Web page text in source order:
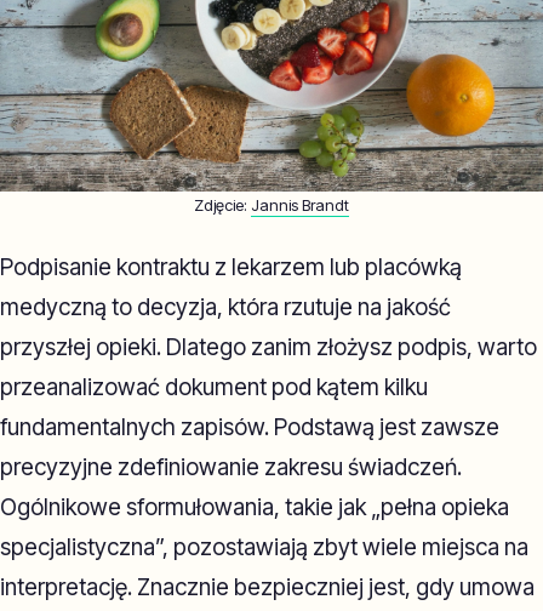
Zdjęcie: Jannis Brandt
Podpisanie kontraktu z lekarzem lub placówką
medyczną to decyzja, która rzutuje na jakość
przyszłej opieki. Dlatego zanim złożysz podpis, warto
przeanalizować dokument pod kątem kilku
fundamentalnych zapisów. Podstawą jest zawsze
precyzyjne zdefiniowanie zakresu świadczeń.
Ogólnikowe sformułowania, takie jak „pełna opieka
specjalistyczna”, pozostawiają zbyt wiele miejsca na
interpretację. Znacznie bezpieczniej jest, gdy umowa